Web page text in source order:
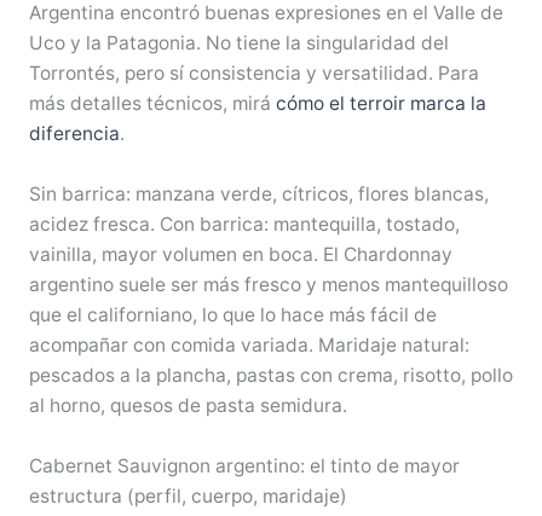
Argentina encontró buenas expresiones en el Valle de
Uco y la Patagonia. No tiene la singularidad del
Torrontés, pero sí consistencia y versatilidad. Para
más detalles técnicos, mirá cómo el terroir marca la
diferencia.
Sin barrica: manzana verde, cítricos, flores blancas,
acidez fresca. Con barrica: mantequilla, tostado,
vainilla, mayor volumen en boca. El Chardonnay
argentino suele ser más fresco y menos mantequilloso
que el californiano, lo que lo hace más fácil de
acompañar con comida variada. Maridaje natural:
pescados a la plancha, pastas con crema, risotto, pollo
al horno, quesos de pasta semidura.
Cabernet Sauvignon argentino: el tinto de mayor
estructura (perfil, cuerpo, maridaje)